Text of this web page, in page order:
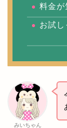
料金が
お試し
みいちゃん